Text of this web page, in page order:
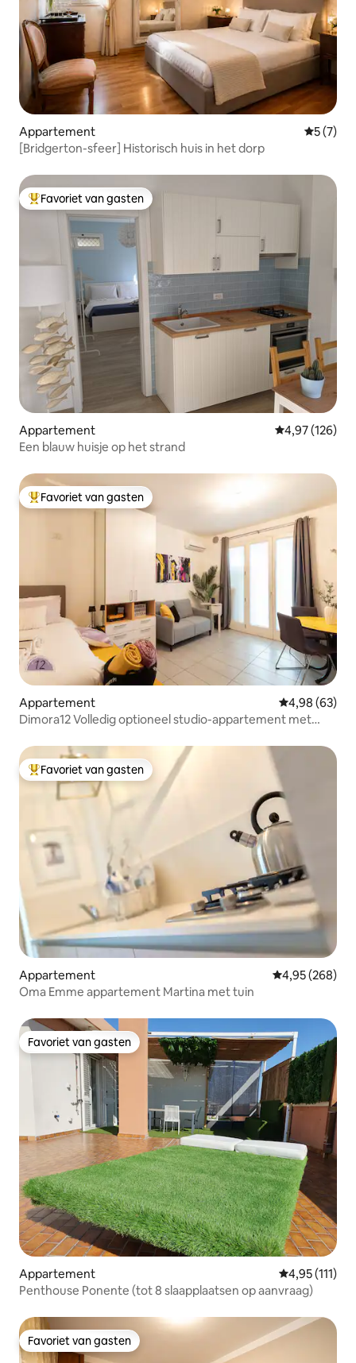
Appartement
5 (7)
[Bridgerton-sfeer] Historisch huis in het dorp
Topfavoriet van gasten
Favoriet van gasten
Appartement Gemiddelde
4,97 (126)
Een blauw huisje op het strand
Topfavoriet van gasten
Favoriet van gasten
Appartement Gemiddelde
4,98 (63)
Dimora12 Volledig optioneel studio-appartement met
Topfavoriet van gasten
Favoriet van gasten
Appartement Gemiddelde
4,95 (268)
Oma Emme appartement Martina met tuin
Favoriet van gasten
Favoriet van gasten
Appartement Gemiddelde
4,95 (111)
Penthouse Ponente (tot 8 slaapplaatsen op aanvraag)
Favoriet van gasten
Favoriet van gasten